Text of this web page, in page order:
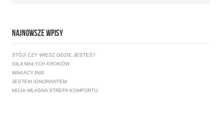
NAJNOWSZE WPISY
STÓJ! CZY WIESZ GDZIE JESTEŚ?
SIŁA MAŁYCH KROKÓW
WAKACYJNIE
JESTEM IGNORANTEM
MOJA WŁASNA STREFA KOMFORTU